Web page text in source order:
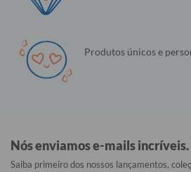
Produtos únicos e
Nós enviamos e-mails incríveis.
Saiba primeiro dos nossos lançamentos,